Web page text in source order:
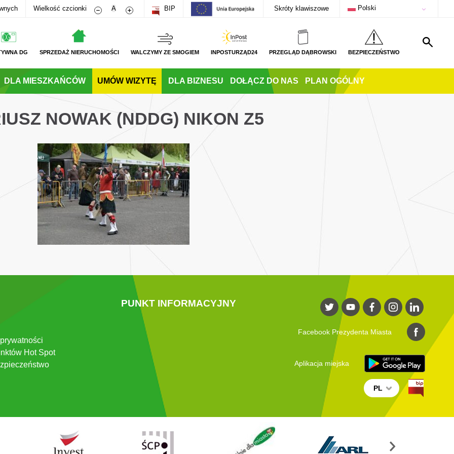
Wielkość czcionki Zmniejsz rozmiar czcionki
A Zwiększ rozmiar czcionki
BIP Skróty klawiszowe Polski
DG SPRZEDAŻ NIERUCHOMOŚCI WALCZYMY ZE SMOGIEM INPOSTURZĄD24 PRZEGLĄD DĄBROWSKI BEZPIECZEŃSTWO
DLA MIESZKAŃCÓW UMÓW WIZYTĘ DLA BIZNESU DOŁĄCZ DO NAS PLAN OGÓLNY
NOWAK (NDDG) NIKON Z5
Hot Spot
PUNKT INFORMACYJNY
Facebook Prezydenta Miasta
Aplikacja miejska
PL